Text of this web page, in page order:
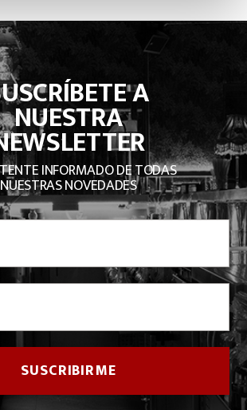
A
NUESTRA
INFORMADO DE TODAS
NUESTRAS NOVEDADES